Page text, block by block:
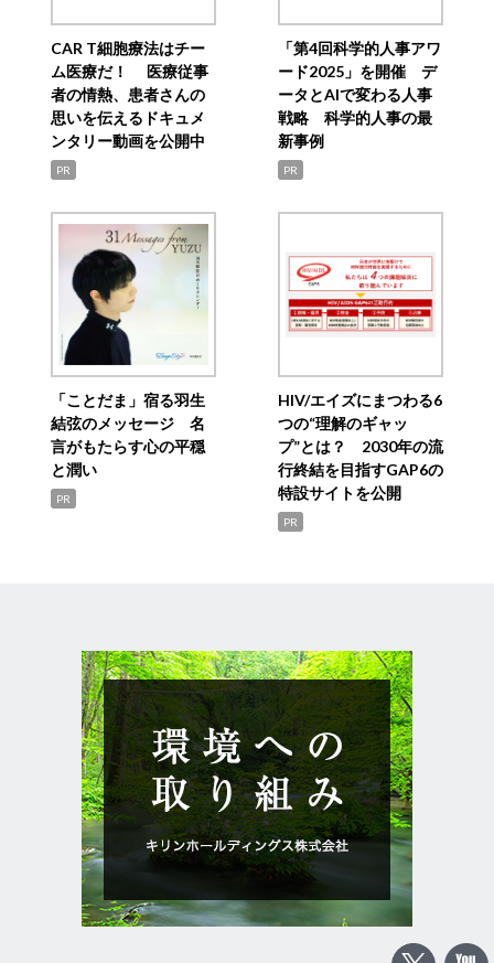
CAR T細胞療法はチー
ム医療だ！ 医療従事
者の情熱、患者さんの
思いを伝えるドキュメ
ンタリー動画を公開中
PR
「第4回科学的人事アワ
ード2025」を開催 デ
ータとAIで変わる人事
戦略 科学的人事の最
新事例
PR
「ことだま」宿る羽生
結弦のメッセージ 名
言がもたらす心の平穏
と潤い
PR
HIV/エイズにまつわる6
つの“理解のギャッ
プ”とは？ 2030年の流
行終結を目指すGAP6の
特設サイトを公開
PR